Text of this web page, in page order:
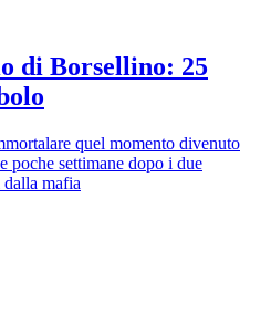
di Borsellino: 25
quel momento divenuto
poche settimane dopo i due
dalla mafia